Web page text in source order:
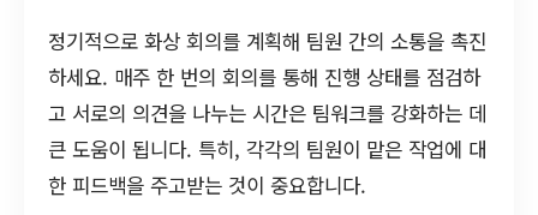
정기적으로 화상 회의를 계획해 팀원 간의 소통을 촉진
하세요. 매주 한 번의 회의를 통해 진행 상태를 점검하
고 서로의 의견을 나누는 시간은 팀워크를 강화하는 데
큰 도움이 됩니다. 특히, 각각의 팀원이 맡은 작업에 대
한 피드백을 주고받는 것이 중요합니다.